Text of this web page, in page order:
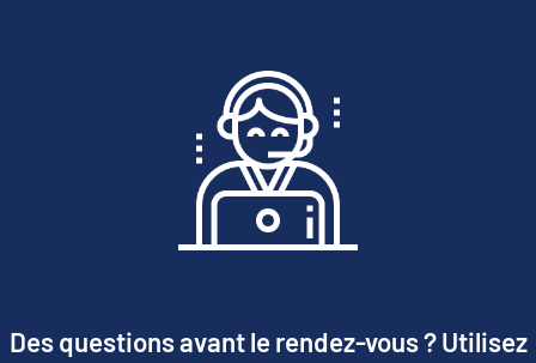
Des questions avant le rendez-vous ? Utilisez